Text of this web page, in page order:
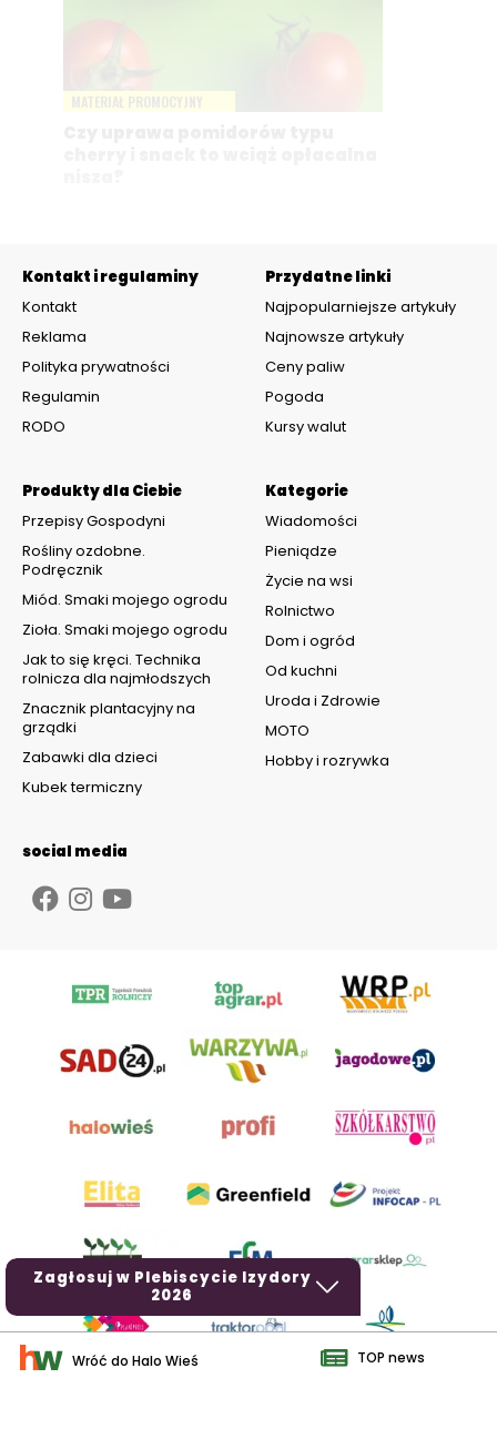
Zagłosuj w Plebiscycie Izydory
2026
Kontakt i regulaminy
Kontakt
Reklama
Polityka prywatności
Regulamin
RODO
Kategorie
Wiadomości
Pieniądze
Życie na wsi
Rolnictwo
Dom i ogród
Od kuchni
Uroda i Zdrowie
MOTO
Hobby i rozrywka
Produkty dla Ciebie
Przepisy Gospodyni
Rośliny ozdobne.
Podręcznik
Miód. Smaki mojego ogrodu
Zioła. Smaki mojego ogrodu
Jak to się kręci. Technika
rolnicza dla najmłodszych
Znacznik plantacyjny na
grządki
Zabawki dla dzieci
Kubek termiczny
Przydatne linki
Najpopularniejsze artykuły
Najnowsze artykuły
Ceny paliw
Pogoda
Kursy walut
social media
Wróć do Halo Wieś TOP news